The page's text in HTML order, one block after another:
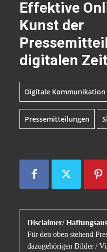
Effektive
Kunst der
digitalen
Digitale Kommunikation
Pressemitteilungen
Disclaimer/
Für den oben stehend
dazugehörigen Bilder /